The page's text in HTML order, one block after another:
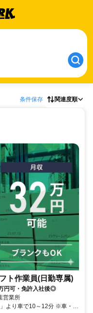
条件保存 関連度順
ト作業員(日勤専属)
円可・免許入社後◎
営業所
より車で10～12分 ※車・バ